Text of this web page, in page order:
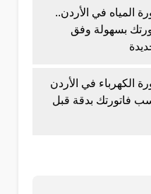
المياه في الأردن..
بسهولة وفق
الكهرباء في الأردن
احسب فاتورتك بدقة قبل